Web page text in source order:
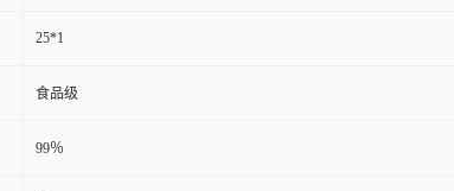
25*1
食品级
99％